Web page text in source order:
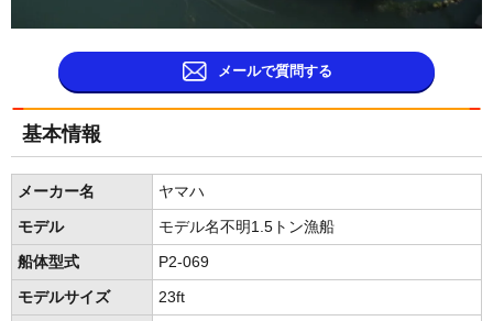
メールで質問する
基本情報
メーカー名 ヤマハ
モデル モデル名不明1.5トン漁船
船体型式 P2-069
モデルサイズ 23ft